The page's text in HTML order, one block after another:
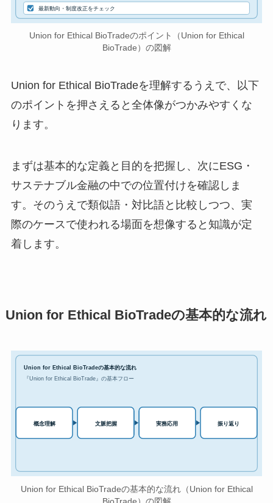
最新動向・制度改正をチェック
Union for Ethical BioTradeのポイント（Union for Ethical
BioTrade）の図解
Union for Ethical BioTradeを理解するうえで、以下
のポイントを押さえると全体像がつかみやすくな
ります。
まずは基本的な定義と目的を把握し、次にESG・
サステナブル金融の中での位置付けを確認しま
す。そのうえで類似語・対比語と比較しつつ、実
際のケースで使われる場面を想像すると知識が定
着します。
Union for Ethical BioTradeの基本的な流れ
Union for Ethical BioTradeの基本的な流れ
『Union for Ethical BioTrade』の基本フロー
概念理解 文脈把握 実務応用 振り返り
Union for Ethical BioTradeの基本的な流れ（Union for Ethical